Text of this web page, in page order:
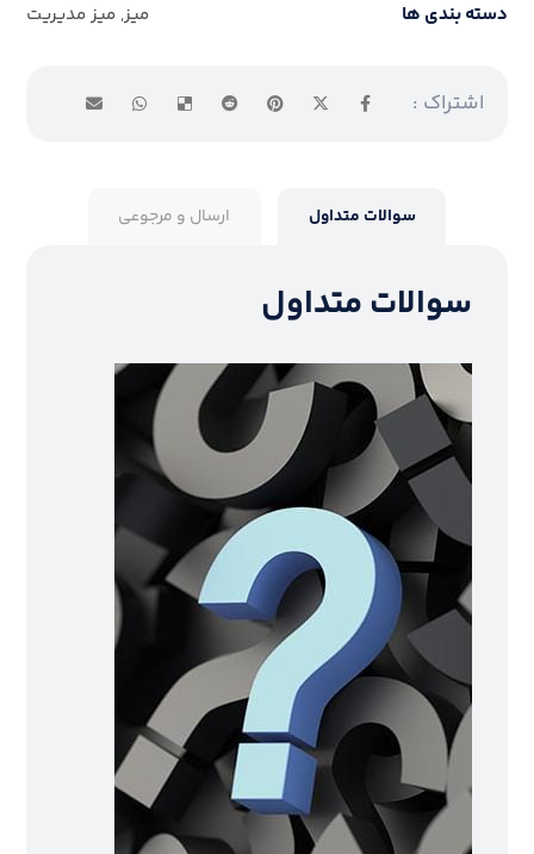
دسته بندی ها میز, میز مدیریت
سوالات متداول ارسال و مرجوعی
سوالات متداول